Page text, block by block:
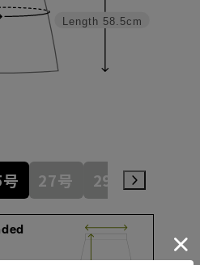
Length 58.5cm
27号 29号